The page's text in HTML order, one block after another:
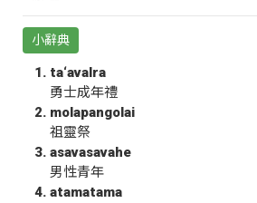
小辭典
ta‘avalra
勇士成年禮
molapangolai
祖靈祭
asavasavahe
男性青年
atamatama